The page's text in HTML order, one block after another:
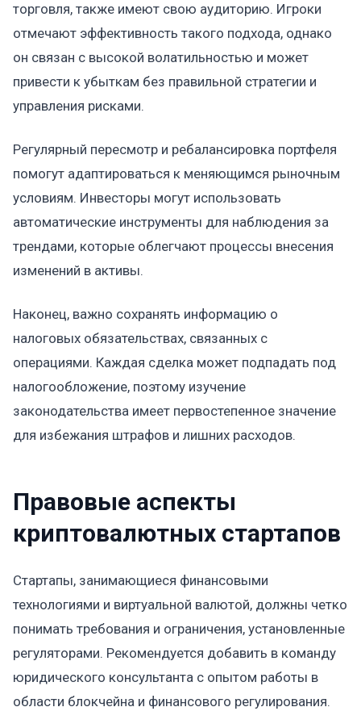
торговля, также имеют свою аудиторию. Игроки
отмечают эффективность такого подхода, однако
он связан с высокой волатильностью и может
привести к убыткам без правильной стратегии и
управления рисками.
Регулярный пересмотр и ребалансировка портфеля
помогут адаптироваться к меняющимся рыночным
условиям. Инвесторы могут использовать
автоматические инструменты для наблюдения за
трендами, которые облегчают процессы внесения
изменений в активы.
Наконец, важно сохранять информацию о
налоговых обязательствах, связанных с
операциями. Каждая сделка может подпадать под
налогообложение, поэтому изучение
законодательства имеет первостепенное значение
для избежания штрафов и лишних расходов.
Правовые аспекты
криптовалютных стартапов
Стартапы, занимающиеся финансовыми
технологиями и виртуальной валютой, должны четко
понимать требования и ограничения, установленные
регуляторами. Рекомендуется добавить в команду
юридического консультанта с опытом работы в
области блокчейна и финансового регулирования.